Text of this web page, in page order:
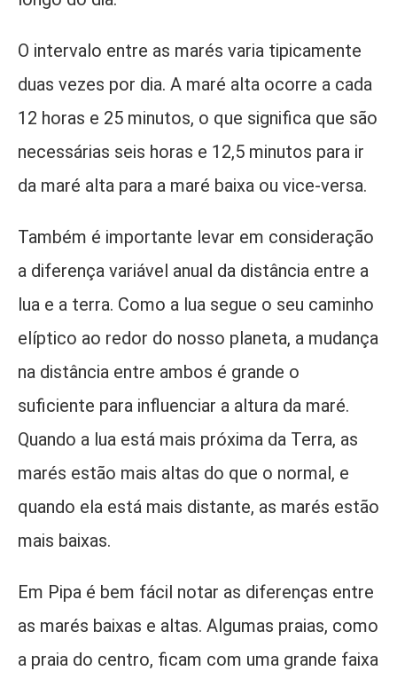
O intervalo entre as marés varia tipicamente
duas vezes por dia. A maré alta ocorre a cada
12 horas e 25 minutos, o que significa que são
necessárias seis horas e 12,5 minutos para ir
da maré alta para a maré baixa ou vice-versa.
Também é importante levar em consideração
a diferença variável anual da distância entre a
lua e a terra. Como a lua segue o seu caminho
elíptico ao redor do nosso planeta, a mudança
na distância entre ambos é grande o
suficiente para influenciar a altura da maré.
Quando a lua está mais próxima da Terra, as
marés estão mais altas do que o normal, e
quando ela está mais distante, as marés estão
mais baixas.
Em Pipa é bem fácil notar as diferenças entre
as marés baixas e altas. Algumas praias, como
a praia do centro, ficam com uma grande faixa